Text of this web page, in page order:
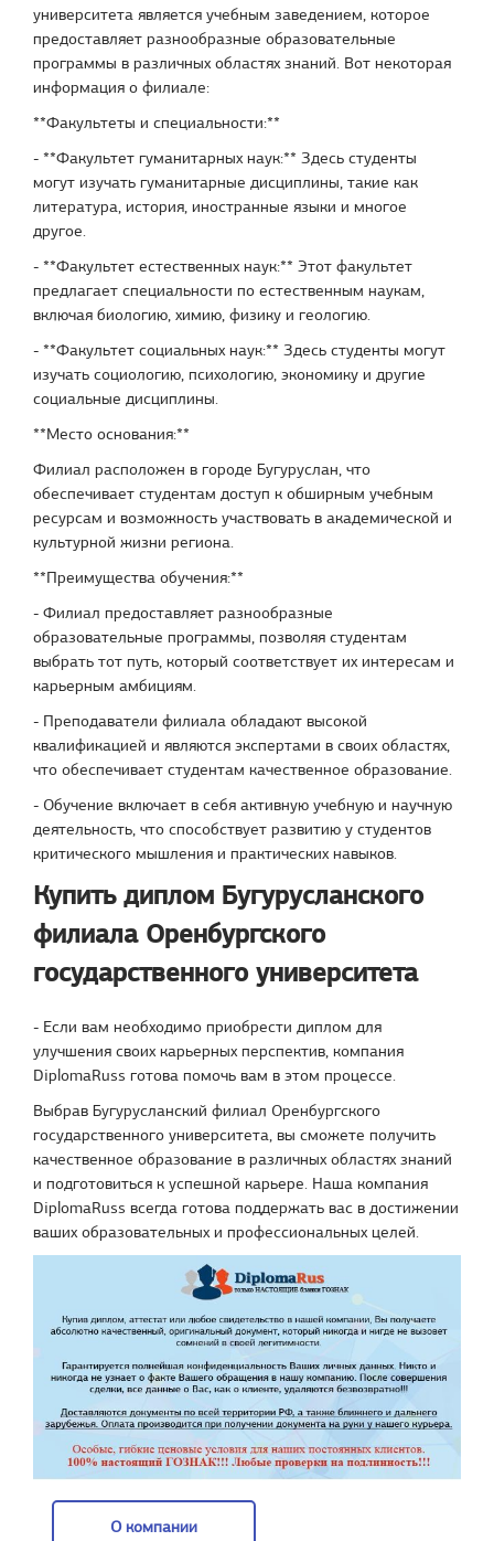
университета является учебным заведением, которое
предоставляет разнообразные образовательные
программы в различных областях знаний. Вот некоторая
информация о филиале:
**Факультеты и специальности:**
- **Факультет гуманитарных наук:** Здесь студенты
могут изучать гуманитарные дисциплины, такие как
литература, история, иностранные языки и многое
другое.
- **Факультет естественных наук:** Этот факультет
предлагает специальности по естественным наукам,
включая биологию, химию, физику и геологию.
- **Факультет социальных наук:** Здесь студенты могут
изучать социологию, психологию, экономику и другие
социальные дисциплины.
**Место основания:**
Филиал расположен в городе Бугуруслан, что
обеспечивает студентам доступ к обширным учебным
ресурсам и возможность участвовать в академической и
культурной жизни региона.
**Преимущества обучения:**
- Филиал предоставляет разнообразные
образовательные программы, позволяя студентам
выбрать тот путь, который соответствует их интересам и
карьерным амбициям.
- Преподаватели филиала обладают высокой
квалификацией и являются экспертами в своих областях,
что обеспечивает студентам качественное образование.
- Обучение включает в себя активную учебную и научную
деятельность, что способствует развитию у студентов
критического мышления и практических навыков.
Купить диплом Бугурусланского
филиала Оренбургского
государственного университета
- Если вам необходимо приобрести диплом для
улучшения своих карьерных перспектив, компания
DiplomaRuss готова помочь вам в этом процессе.
Выбрав Бугурусланский филиал Оренбургского
государственного университета, вы сможете получить
качественное образование в различных областях знаний
и подготовиться к успешной карьере. Наша компания
DiplomaRuss всегда готова поддержать вас в достижении
ваших образовательных и профессиональных целей.
О компании